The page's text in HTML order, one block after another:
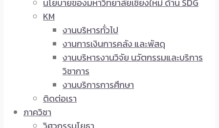
นโยบายของมหาวิทยาลัยเชียงใหม่ ด้าน SDG
KM
งานบริหารทั่วไป
งานการเงินการคลัง และพัสดุ
งานบริหารงานวิจัย นวัตกรรมและบริการ
วิชาการ
งานบริการการศึกษา
ติดต่อเรา
ภาควิชา